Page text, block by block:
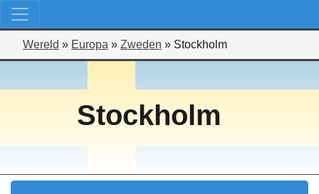
Wereld » Europa » Zweden » Stockholm
Stockholm